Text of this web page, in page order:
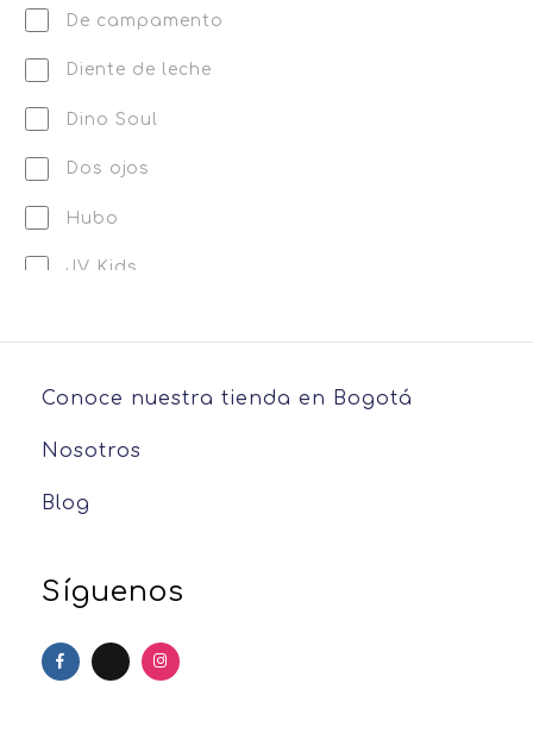
De campamento
Diente de leche
Dino Soul
Dos ojos
Hubo
JV Kids
Lobster Mini
Monu mini
Oqui
Conoce nuestra tienda en Bogotá
Nosotros
Blog
Síguenos